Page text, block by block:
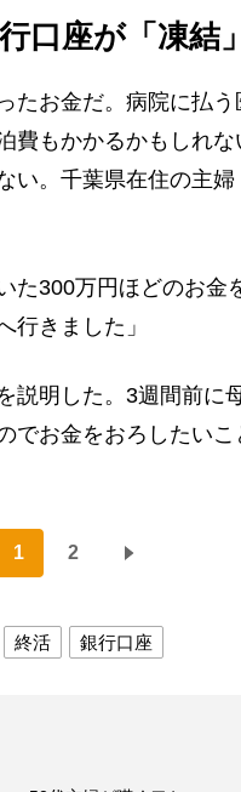
口座が「凍結」
お金だ。病院に払
費もかかるかもしれ
。千葉県在住の主婦
た300万円ほどのお金
行きました」
明した。3週間前に
でお金をおろしたい
1 2
終活 銀行口座